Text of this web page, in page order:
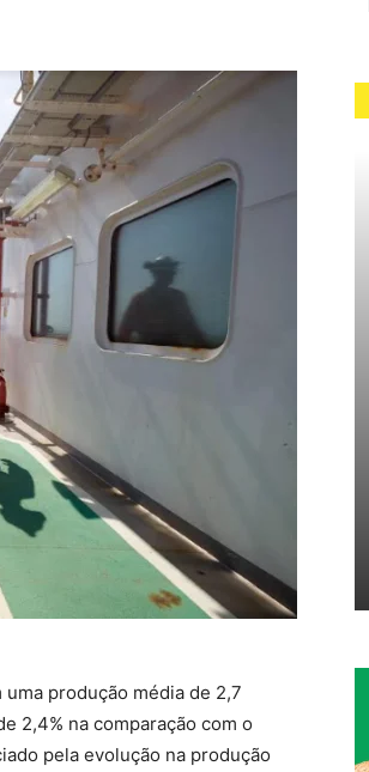
produção média de 2,7
2,4% na comparação com o
pela evolução na produção